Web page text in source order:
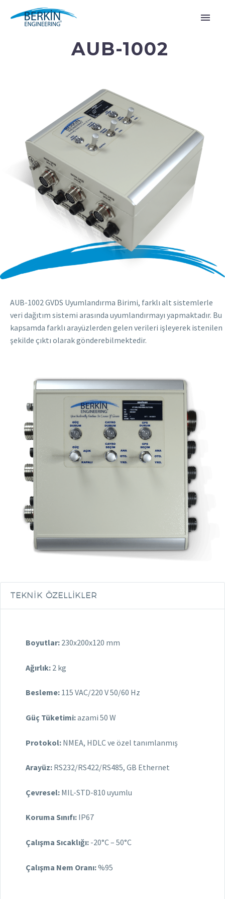
AUB-1002
AUB-1002 GVDS Uyumlandırma Birimi, farklı alt sistemlerle
veri dağıtım sistemi arasında uyumlandırmayı yapmaktadır. Bu
kapsamda farklı arayüzlerden gelen verileri işleyerek istenilen
şekilde çıktı olarak gönderebilmektedir.
TEKNIK ÖZELLIKLER
Boyutlar: 230x200x120 mm
Ağırlık: 2 kg
Besleme: 115 VAC/220 V 50/60 Hz
Güç Tüketimi:azami 50 W
Protokol: NMEA, HDLC ve özel tanımlanmış
Arayüz: RS232/RS422/RS485, GB Ethernet
Çevresel: MIL-STD-810 uyumlu
Koruma Sınıfı: IP67
Çalışma Sıcaklığı: -20°C – 50°C
Çalışma Nem Oranı:%95